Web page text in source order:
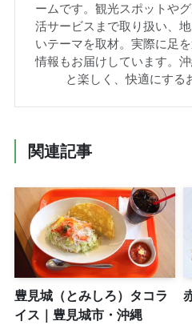
ームです。観光スポットや
活サービスまで取り扱い、
いテーマを取材。実際に足
情報もお届けしています。
と楽しく、快適にする
関連記事
豊見城（とみしろ）タコラ
イス｜豊見城市・沖縄